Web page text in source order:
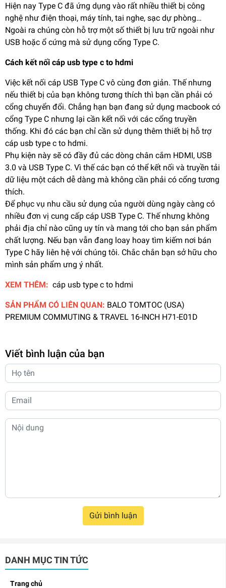
DANH MỤC TIN TỨC
Trang chủ
Hiện nay Type C đã ứng dụng vào rất nhiều thiết bị công
nghệ như điện thoại, máy tính, tai nghe, sạc dự phòng…
Ngoài ra chúng còn hỗ trợ một số thiết bị lưu trữ ngoài như
USB hoặc ổ cứng mà sử dụng cổng Type C.
Cách kết nối cáp usb type c to hdmi
Việc kết nối cáp USB Type C vô cùng đơn giản. Thế nhưng
nếu thiết bị của bạn không tương thích thì bạn cần phải có
cổng chuyển đổi. Chẳng hạn bạn đang sử dụng macbook có
cổng Type C nhưng lại cần kết nối với các cổng truyền
thống. Khi đó các bạn chỉ cần sử dụng thêm thiết bị hỗ trợ
cáp usb type c to hdmi.
Phụ kiện này sẽ có đầy đủ các dòng chân cắm HDMI, USB
3.0 và USB Type C. Vì thế các bạn có thể kết nối và truyền tải
dữ liệu một cách dễ dàng mà không cần phải có cổng tương
thích.
Để phục vụ nhu cầu sử dụng của người dùng ngày càng có
nhiều đơn vị cung cấp cáp USB Type C. Thế nhưng không
phải địa chỉ nào cũng uy tín và mang tới cho bạn sản phẩm
chất lượng. Nếu bạn vẫn đang loay hoay tìm kiếm nơi bán
Type C hãy liên hệ với chúng tôi. Chắc chắn bạn sở hữu cho
mình sản phẩm ưng ý nhất.
XEM THÊM: cáp usb type c to hdmi
SẢN PHẨM CÓ LIÊN QUAN: BALO TOMTOC (USA)
PREMIUM COMMUTING & TRAVEL 16-INCH H71-E01D
Viết bình luận của bạn
Gửi bình luận